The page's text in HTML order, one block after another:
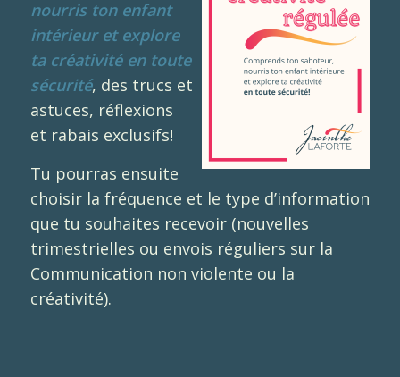
nourris ton enfant
intérieur et explore
ta créativité en toute
sécurité, des trucs et
astuces, réflexions
et rabais exclusifs!
Tu pourras ensuite
choisir la fréquence et le type d’information
que tu souhaites recevoir (nouvelles
trimestrielles ou envois réguliers sur la
Communication non violente ou la
créativité).